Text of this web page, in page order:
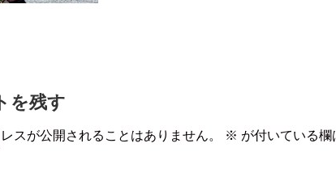
を残す
スが公開されることはありません。 ※ が付いている欄